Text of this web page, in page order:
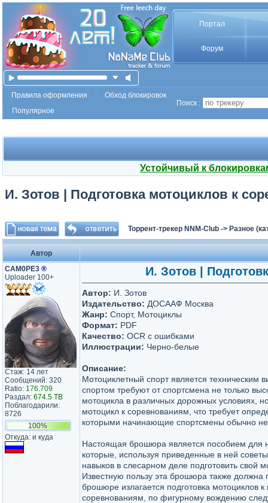
Портал
Форум
Правила оформления
Обход блокировок
Популярное
Поиск :
Устойчивый к
И. Зотов | Подготовка мотоциклов к
Торрент-трекер NNM-Club -> Разное
Автор
САМ0РЕ3 ®
Uploader 100+
Стаж: 14 лет
Сообщений: 320
Ratio: 176.709
Раздал: 674.5 TB
Поблагодарили:
8726
100%
Откуда: и куда
И. Зотов |
Автор: И. Зотов
Издательство: ДОСААФ Москва
Жанр: Спорт, Мотоциклы
Формат: PDF
Качество: OCR с ошибками
Иллюстрации: Черно-белые
Описание:
Мотоциклетный спорт является техническим
спортом требуют от спортсмена не только
мотоцикла в различных дорожных условиях,
мотоцикл к соревнованиям, что требует
которыми начинающие спортсмены обычно
Настоящая брошюра является пособием для
которые, используя приведенные в ней
навыков в слесарном деле подготовить свой
Известную пользу эта брошюра также
брошюре излагается подготовка мотоциклов
соревнованиям, по фигурному вождению